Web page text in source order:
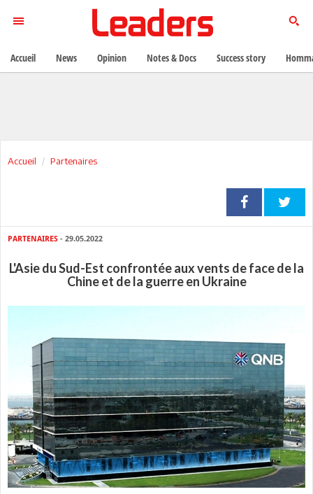
Accueil Partenaires
PARTENAIRES - 29.05.2022
L'Asie du Sud-Est confrontée aux vents de face de la
Chine et de la guerre en Ukraine
Accueil News Opinion Notes & Docs Success story